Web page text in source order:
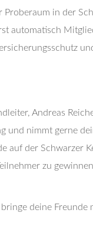
Proberaum in der
automatisch
Andreas
und nimmt gerne
auf der Schwarzer
zu
deine Freunde